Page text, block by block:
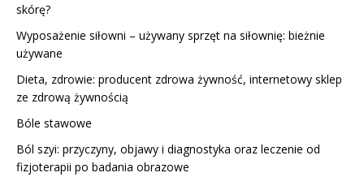
skórę?
Wyposażenie siłowni – używany sprzęt na siłownię: bieżnie
używane
Dieta, zdrowie: producent zdrowa żywność, internetowy sklep
ze zdrową żywnością
Bóle stawowe
Ból szyi: przyczyny, objawy i diagnostyka oraz leczenie od
fizjoterapii po badania obrazowe